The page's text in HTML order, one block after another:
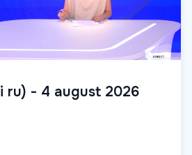
ru) - 4 august 2026